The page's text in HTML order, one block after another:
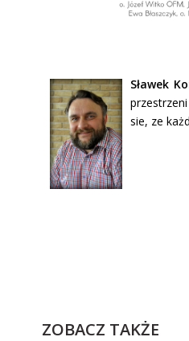
Sławek
sie, ze
ZOBACZ TAKŻE